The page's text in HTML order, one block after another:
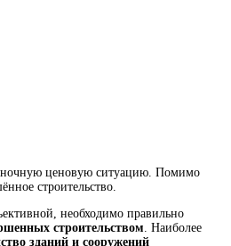
ценовую ситуацию. Помимо
строительство.
необходимо правильно
строительством . Наиболее
зданий и сооружений